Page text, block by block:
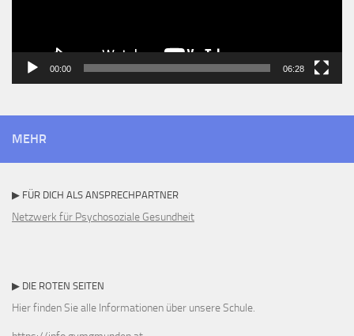
00:00 06:28
MEHR
▶ FÜR DICH ALS ANSPRECHPARTNER
Netzwerk für Psychosoziale Gesundheit
▶ DIE ROTEN SEITEN
Hier finden Sie alle Informationen über unsere Schule.